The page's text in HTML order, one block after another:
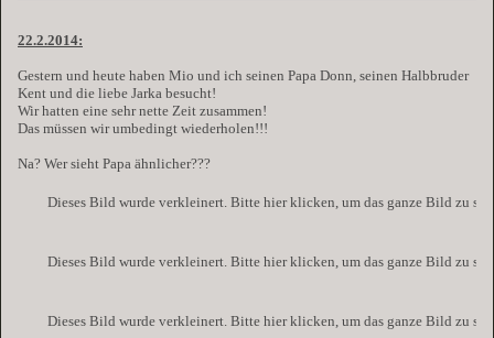
22.2.2014:
Gestern und heute haben Mio und ich seinen Papa Donn, seinen Halbbruder
Kent und die liebe Jarka besucht!
Wir hatten eine sehr nette Zeit zusammen!
Das müssen wir umbedingt wiederholen!!!
Na? Wer sieht Papa ähnlicher???
Dieses Bild wurde verkleinert. Bitte hier klicken, um das ganze Bild zu
Dieses Bild wurde verkleinert. Bitte hier klicken, um das ganze Bild zu
Dieses Bild wurde verkleinert. Bitte hier klicken, um das ganze Bild zu